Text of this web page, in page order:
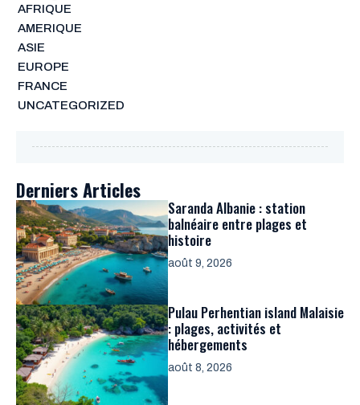
AFRIQUE
AMERIQUE
ASIE
EUROPE
FRANCE
UNCATEGORIZED
Derniers Articles
Saranda Albanie : station
balnéaire entre plages et
histoire
août 9, 2026
Pulau Perhentian island Malaisie
: plages, activités et
hébergements
août 8, 2026